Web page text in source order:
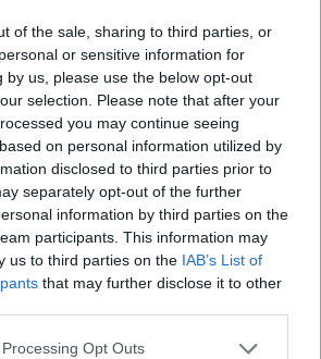
of the sale, sharing to third parties, or
or sensitive information for
by us, please use the below opt-out
selection. Please note that after your
you may continue seeing
on personal information utilized by
disclosed to third parties prior to
separately opt-out of the further
information by third parties on the
participants. This information may
us to third parties on the IAB’s List of
that may further disclose it to other
Opt Outs
a differenza di quelle islamiche"
May 16, 2024